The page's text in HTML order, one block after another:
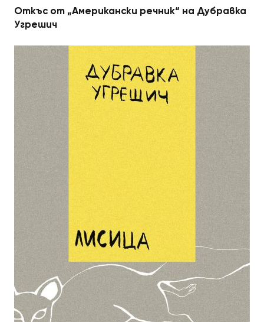
Откъс от „Американски речник“ на Дубравка
Угрешич